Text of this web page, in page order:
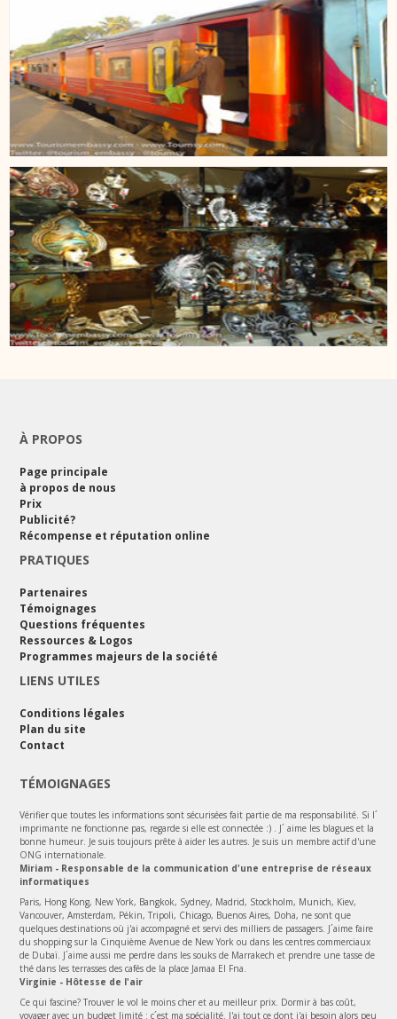
À PROPOS
Page principale
à propos de nous
Prix
Publicité?
Récompense et réputation online
PRATIQUES
Partenaires
Témoignages
Questions fréquentes
Ressources & Logos
Programmes majeurs de la société
LIENS UTILES
Conditions légales
Plan du site
Contact
TÉMOIGNAGES
Vérifier que toutes les informations sont sécurisées fait partie de ma responsabilité. Si l´
imprimante ne fonctionne pas, regarde si elle est connectée :) . J´ aime les blagues et la
bonne humeur. Je suis toujours prête à aider les autres. Je suis un membre actif d'une
ONG internationale.
Miriam - Responsable de la communication d'une entreprise de réseaux
informatiques
Paris, Hong Kong, New York, Bangkok, Sydney, Madrid, Stockholm, Munich, Kiev,
Vancouver, Amsterdam, Pékin, Tripoli, Chicago, Buenos Aires, Doha, ne sont que
quelques destinations où j'ai accompagné et servi des milliers de passagers. J´aime faire
du shopping sur la Cinquième Avenue de New York ou dans les centres commerciaux
de Dubaï. J´aime aussi me perdre dans les souks de Marrakech et prendre une tasse de
thé dans les terrasses des cafés de la place Jamaa El Fna.
Virginie - Hôtesse de l'air
Ce qui fascine? Trouver le vol le moins cher et au meilleur prix. Dormir à bas coût,
voyager avec un budget limité : c´est ma spécialité. J'ai tout ce dont j'ai besoin alors peu